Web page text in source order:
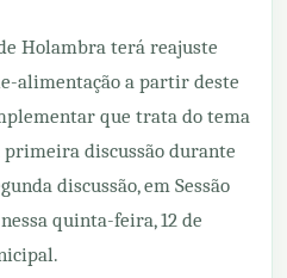
Holambra terá reajuste
alimentação a partir deste
que trata do tema
discussão durante
discussão, em Sessão
quinta-feira, 12 de